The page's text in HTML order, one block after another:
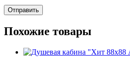
Похожие товары